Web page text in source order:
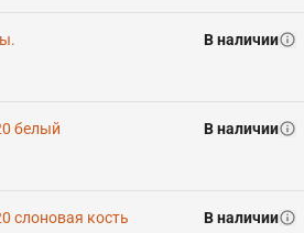
В наличии
белый В наличии
слоновая кость В наличии